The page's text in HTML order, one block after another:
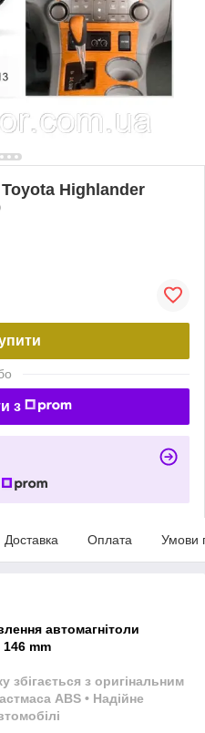
Highlander
з
Доставка Оплата Умови
автомагнітоли
mm
збігається з оригінальним
ABS • Надійне